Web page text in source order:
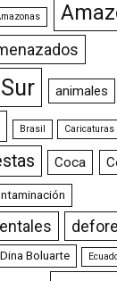
animales
Brasil Caricaturas
Coca
Dina Boluarte